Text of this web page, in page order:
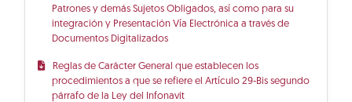
Patrones y demás Sujetos Obligados, así como para su
integración y Presentación Vía Electrónica a través de
Documentos Digitalizados
Reglas de Carácter General que establecen los
procedimientos a que se refiere el Artículo 29-Bis segundo
párrafo de la Ley del Infonavit